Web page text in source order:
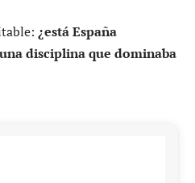
¿está España
disciplina que dominaba